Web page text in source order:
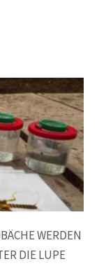
WERDEN
DIE LUPE